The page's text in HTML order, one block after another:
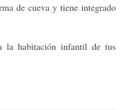
de cueva y tiene integrado
la habitación infantil de tus